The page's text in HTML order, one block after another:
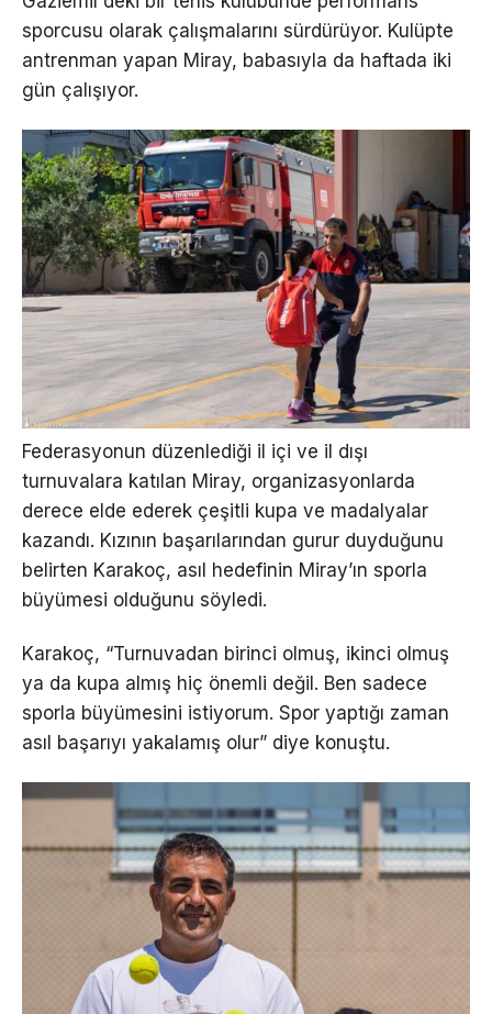
sporcusu olarak çalışmalarını sürdürüyor. Kulüpte
antrenman yapan Miray, babasıyla da haftada iki
gün çalışıyor.
Federasyonun düzenlediği il içi ve il dışı
turnuvalara katılan Miray, organizasyonlarda
derece elde ederek çeşitli kupa ve madalyalar
kazandı. Kızının başarılarından gurur duyduğunu
belirten Karakoç, asıl hedefinin Miray’ın sporla
büyümesi olduğunu söyledi.
Karakoç, “Turnuvadan birinci olmuş, ikinci olmuş
ya da kupa almış hiç önemli değil. Ben sadece
sporla büyümesini istiyorum. Spor yaptığı zaman
asıl başarıyı yakalamış olur” diye konuştu.